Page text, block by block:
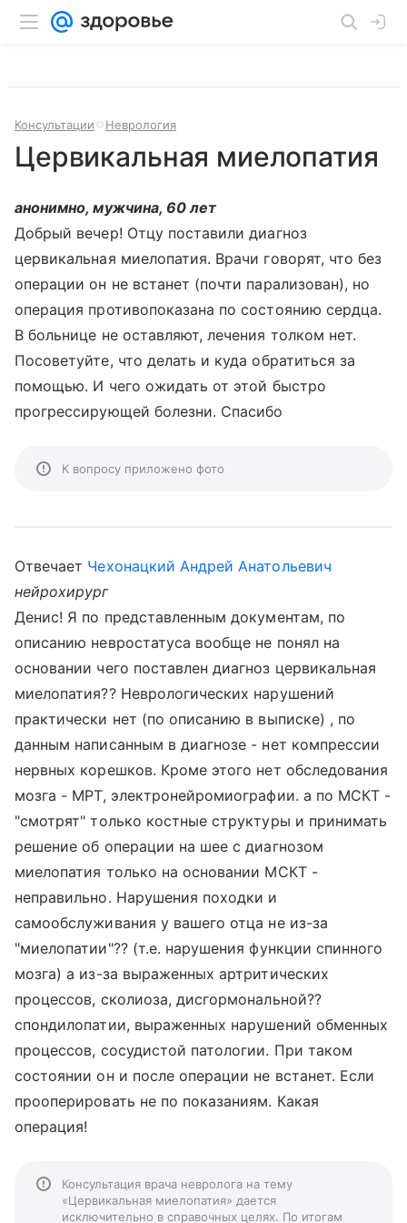
Консультации Неврология
Цервикальная миелопатия
анонимно, мужчина, 60 лет
Добрый вечер! Отцу поставили диагноз
цервикальная миелопатия. Врачи говорят, что без
операции он не встанет (почти парализован), но
операция противопоказана по состоянию сердца.
В больнице не оставляют, лечения толком нет.
Посоветуйте, что делать и куда обратиться за
помощью. И чего ожидать от этой быстро
прогрессирующей болезни. Спасибо
К вопросу приложено фото
Отвечает Чехонацкий Андрей Анатольевич
нейрохирург
Денис! Я по представленным документам, по
описанию невростатуса вообще не понял на
основании чего поставлен диагноз цервикальная
миелопатия?? Неврологических нарушений
практически нет (по описанию в выписке) , по
данным написанным в диагнозе - нет компрессии
нервных корешков. Кроме этого нет обследования
мозга - МРТ, электронейромиографии. а по МСКТ -
"смотрят" только костные структуры и принимать
решение об операции на шее с диагнозом
миелопатия только на основании МСКТ -
неправильно. Нарушения походки и
самообслуживания у вашего отца не из-за
"миелопатии"?? (т.е. нарушения функции спинного
мозга) а из-за выраженных артритических
процессов, сколиоза, дисгормональной??
спондилопатии, выраженных нарушений обменных
процессов, сосудистой патологии. При таком
состоянии он и после операции не встанет. Если
прооперировать не по показаниям. Какая
операция!
Консультация врача невролога на тему
«Цервикальная миелопатия» дается
исключительно в справочных целях. По итогам